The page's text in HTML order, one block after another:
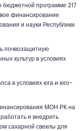
программе 217
финансирование
и науки Республики
почвозащитную
культур в условиях
в условиях юга и юго-
МОН РК на
и внедрить
сахарной свеклы для